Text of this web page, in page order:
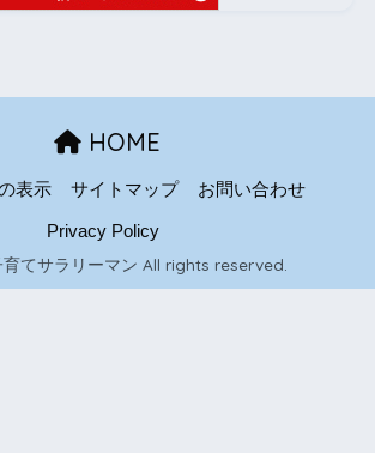
HOME
表示 サイトマップ お問い合わせ
Privacy Policy
てサラリーマン All rights reserved.